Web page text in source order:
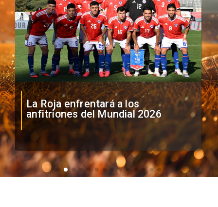
La Roja enfrentará a los
anfitriones del Mundial 2026